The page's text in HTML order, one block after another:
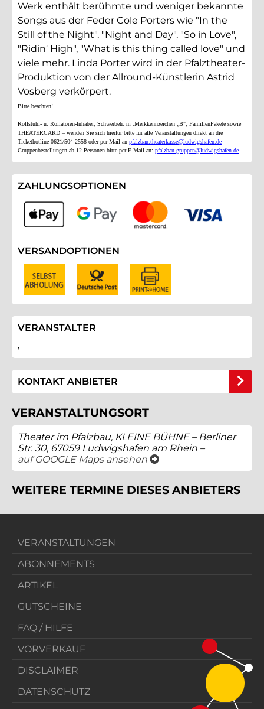
Werk enthält berühmte und weniger bekannte
Songs aus der Feder Cole Porters wie "In the
Still of the Night", "Night and Day", "So in Love",
"Ridin‘ High", "What is this thing called love" und
viele mehr. Linda Porter wird in der Pfalztheater-
Produktion von der Allround-Künstlerin Astrid
Vosberg verkörpert.
Bitte beachten!
Rollstuhl- u. Rollatoren-Inhaber, Schwerbeh. m .Merkkennzeichen „B", FamilienPakete sowie
THEATERCARD – wenden Sie sich hierfür bitte für alle Veranstaltungen direkt an die
Tickethotline 0621/504-2558 oder per Mail an pfalzbau.theaterkasse@ludwigshafen.de
Gruppenbestellungen ab 12 Personen bitte per E-Mail an: pfalzbau.gruppen@ludwigshafen.de
ZAHLUNGSOPTIONEN
VERSANDOPTIONEN
VERANSTALTER
,
KONTAKT ANBIETER
VERANSTALTUNGSORT
Theater im Pfalzbau, KLEINE BÜHNE – Berliner
Str. 30, 67059 Ludwigshafen am Rhein –
auf GOOGLE Maps ansehen öffnet ein neues Fenster
WEITERE TERMINE DIESES ANBIETERS
VERANSTALTUNGEN
ABONNEMENTS
ARTIKEL
GUTSCHEINE
FAQ / HILFE
VORVERKAUF
DISCLAIMER
DATENSCHUTZ